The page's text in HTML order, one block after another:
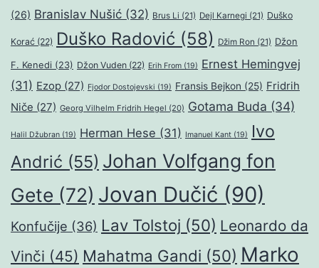
(26) Branislav Nušić (32) Brus Li (21) Dejl Karnegi (21) Duško
Korać (22) Duško Radović (58) Džim Ron (21) Džon
F. Kenedi (23) Džon Vuden (22) Erih From (19) Ernest Hemingvej
(31) Ezop (27) Fjodor Dostojevski (19) Fransis Bejkon (25) Fridrih
Niče (27) Georg Vilhelm Fridrih Hegel (20) Gotama Buda (34)
Halil Džubran (19) Herman Hese (31) Imanuel Kant (19)
Ivo
Andrić (55) Johan Volfgang fon
Gete (72) Jovan Dučić (90)
Konfučije (36) Lav Tolstoj (50) Leonardo da
Vinči (45) Mahatma Gandi (50) Marko